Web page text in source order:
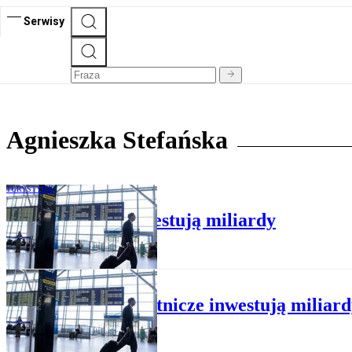
Serwisy
Agnieszka Stefańska
TURYSTYKA
Porty lotnicze inwestują miliardy
BIZNES
Porty lotnicze inwestują